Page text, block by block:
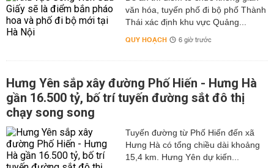
văn hóa, tuyến phố đi bộ phố Thành
Thái xác định khu vực Quảng...
QUY HOẠCH 6 giờ trước
Hưng Yên sắp xây đường Phố Hiến - Hưng Hà
gần 16.500 tỷ, bố trí tuyến đường sắt đô thị
chạy song song
Tuyến đường từ Phố Hiến đến xã
Hưng Hà có tổng chiều dài khoảng
15,4 km. Hưng Yên dự kiến...